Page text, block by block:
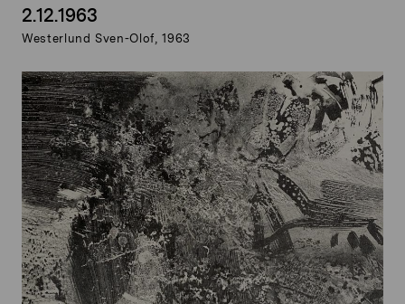
2.12.1963
Westerlund Sven-Olof, 1963